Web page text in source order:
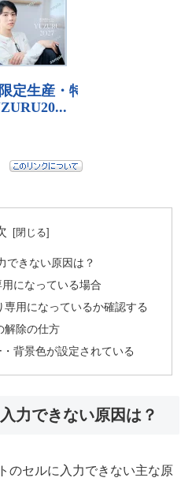
できない原因は？
になっている場合
専用になっているか確認する
解除の仕方
背景色が設定されている
力できない原因は？
のセルに入力できない主な原